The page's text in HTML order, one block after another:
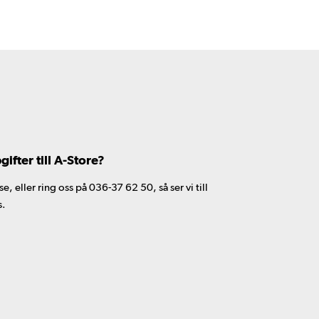
till A-Store?
eller ring oss på 036-37 62 50, så ser vi till